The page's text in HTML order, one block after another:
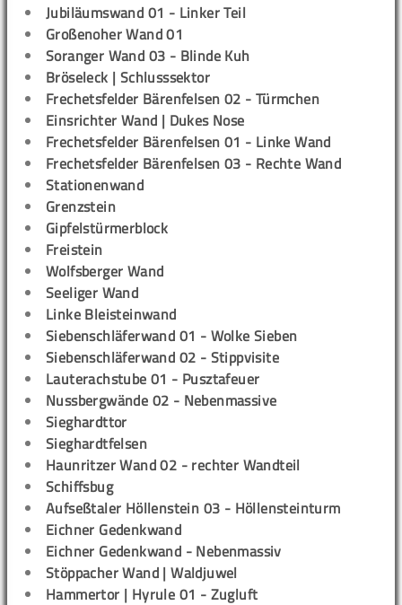
Jubiläumswand 01 - Linker Teil
Großenoher Wand 01
Soranger Wand 03 - Blinde Kuh
Bröseleck | Schlusssektor
Frechetsfelder Bärenfelsen 02 - Türmchen
Einsrichter Wand | Dukes Nose
Frechetsfelder Bärenfelsen 01 - Linke Wand
Frechetsfelder Bärenfelsen 03 - Rechte Wand
Stationenwand
Grenzstein
Gipfelstürmerblock
Freistein
Wolfsberger Wand
Seeliger Wand
Linke Bleisteinwand
Siebenschläferwand 01 - Wolke Sieben
Siebenschläferwand 02 - Stippvisite
Lauterachstube 01 - Pusztafeuer
Nussbergwände 02 - Nebenmassive
Sieghardttor
Sieghardtfelsen
Haunritzer Wand 02 - rechter Wandteil
Schiffsbug
Aufseßtaler Höllenstein 03 - Höllensteinturm
Eichner Gedenkwand
Eichner Gedenkwand - Nebenmassiv
Stöppacher Wand | Waldjuwel
Hammertor | Hyrule 01 - Zugluft